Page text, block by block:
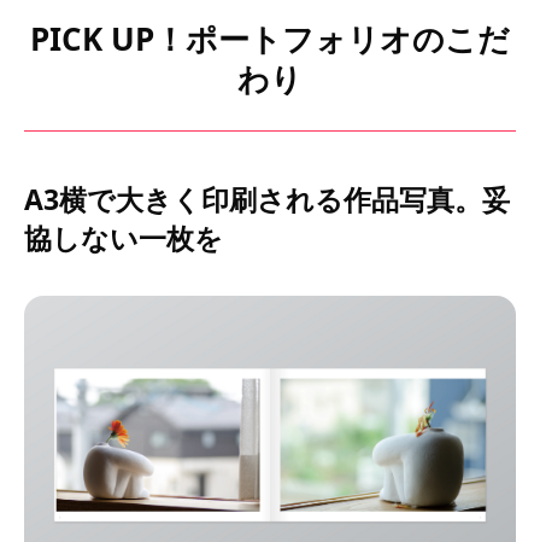
PICK UP！ポートフォリオのこだ
わり
A3横で大きく印刷される作品写真。妥
協しない一枚を